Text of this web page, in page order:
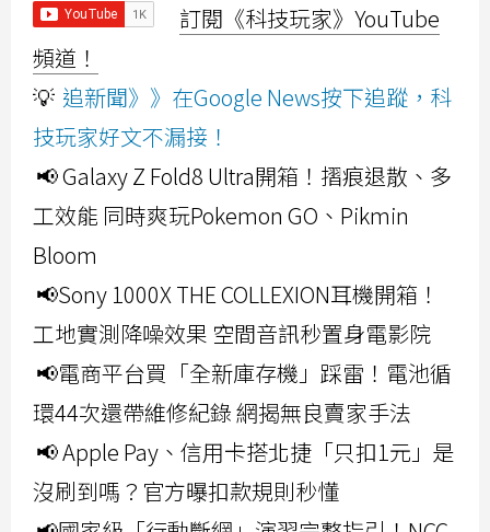
訂閱《科技玩家》YouTube
頻道！
💡 追新聞》》在Google News按下追蹤，科
技玩家好文不漏接！
📢 Galaxy Z Fold8 Ultra開箱！摺痕退散、多
工效能 同時爽玩Pokemon GO、Pikmin
Bloom
📢Sony 1000X THE COLLEXION耳機開箱！
工地實測降噪效果 空間音訊秒置身電影院
📢電商平台買「全新庫存機」踩雷！電池循
環44次還帶維修紀錄 網揭無良賣家手法
📢 Apple Pay、信用卡搭北捷「只扣1元」是
沒刷到嗎？官方曝扣款規則秒懂